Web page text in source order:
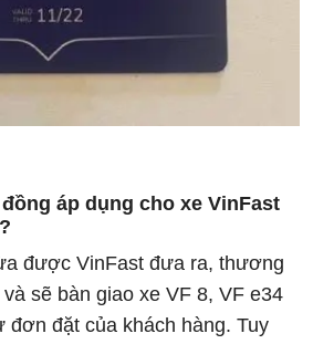
áp dụng cho xe VinFast
được VinFast đưa ra, thương
sẽ bàn giao xe VF 8, VF e34
đơn đặt của khách hàng. Tuy